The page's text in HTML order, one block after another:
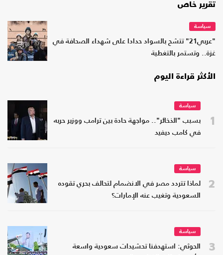
تقرير خاص
سياسة
"عربي21" تتشح بالسواد حدادا على شهداء الصحافة في
غزة.. وتستمر بالتغطية
الأكثر قراءة اليوم
1
سياسة
بسبب "الذخائر".. مواجهة حادة بين ترامب ووزير حربه
في كامب ديفيد
2
سياسة
لماذا تتردد مصر في الانضمام لتحالف بحري تقوده
السعودية وتغيب عنه الإمارات؟
3
سياسة
الحوثي: استهدفنا تحشيدات سعودية واسعة